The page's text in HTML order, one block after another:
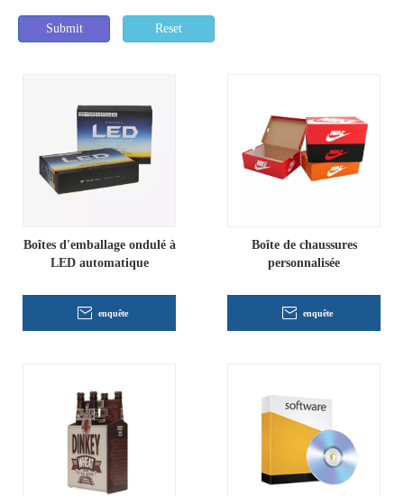
Submit Reset
Boîtes d'emballage ondulé à
LED automatique
enquête
Boîte de chaussures
personnalisée
enquête